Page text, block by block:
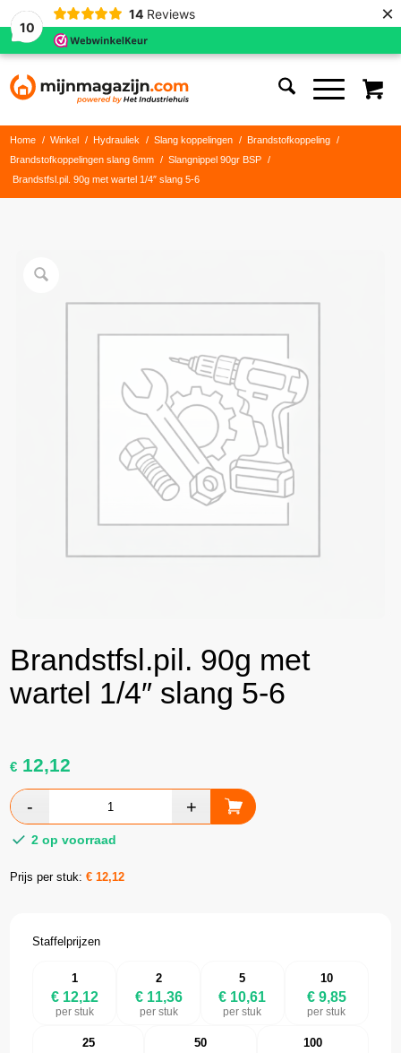
10
14 Reviews ×
Home / Winkel / Hydrauliek / Slang koppelingen / Brandstofkoppeling
/
Brandstofkoppelingen slang 6mm
/ Slangnippel 90gr BSP
/
Brandstfsl.pil. 90g met wartel 1/4″ slang 5-6
Brandstfsl.pil. 90g met
wartel 1/4″ slang 5-6
€ 12,12
2 op voorraad
Prijs per stuk:€12,12
Staffelprijzen
1
€ 12,12
per stuk
2
€ 11,36
per stuk
5
€ 10,61
per stuk
10
€ 9,85
per stuk
25 50 100